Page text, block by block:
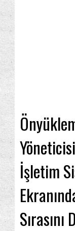
Yöneticisi
İşletim